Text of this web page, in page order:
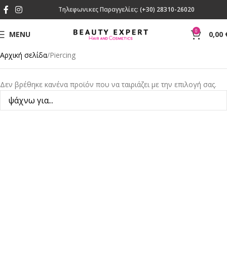
Τηλεφωνικες Παραγγελίες: (+30) 28310-26020
MENU 0 0,00
Αρχική σελίδα Piercing
Δεν βρέθηκε κανένα προϊόν που να ταιριάζει με την επιλογή σας.